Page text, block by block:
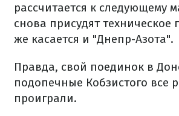
рассчитается к следующему
снова присудят техническое
же касается и "Днепр-Азота".
Правда, свой ​​поединок в
подопечные Кобзистого все
проиграли.